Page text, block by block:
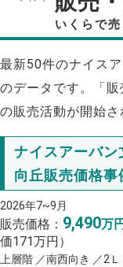
いくらで
最新50件のナイス
のデータです。「
の販売活動が開始さ
ナイスアーバン
向丘販売価格事
2026年7~9月
販売価格： 9,490万円
価171万円）
上層階 ／南西向き ／2